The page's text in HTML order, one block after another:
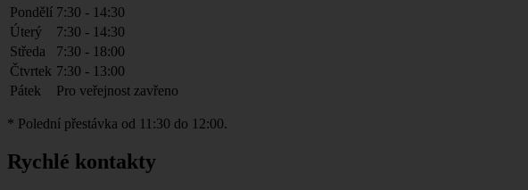
Pondělí 7:30 - 14:30
Úterý
7:30 - 14:30
Středa
7:30 - 18:00
Čtvrtek 7:30 - 13:00
Pátek
Pro veřejnost zavřeno
* Polední přestávka od 11:30 do 12:00.
Rychlé kontakty